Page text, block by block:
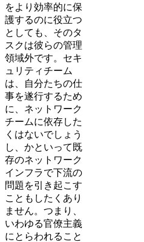
をより効率的に保
護するのに役立つ
としても、そのタ
スクは彼らの管理
領域外です。セキ
ュリティチーム
は、自分たちの仕
事を遂行するため
に、ネットワーク
チームに依存した
くはないでしょう
し、かといって既
存のネットワーク
インフラで下流の
問題を引き起こす
こともしたくあり
ません。つまり、
いわゆる官僚主義
にとらわれること